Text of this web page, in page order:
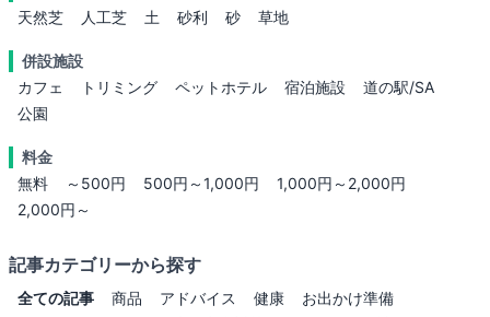
天然芝
人工芝 土 砂利 砂 草地
併設施設
カフェ
トリミング ペットホテル 宿泊施設
道の駅/SA
公園
料金
無料
～500円 500円～1,000円
1,000円～2,000円
2,000円～
記事カテゴリーから探す
全ての記事 商品 アドバイス 健康
お出かけ準備